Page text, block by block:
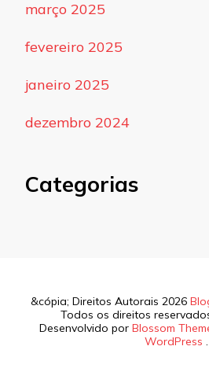
março 2025
fevereiro 2025
janeiro 2025
dezembro 2024
Categorias
&cópia; Direitos Autorais 2026
Todos os direitos
Desenvolvido por Blossom
WordPress .